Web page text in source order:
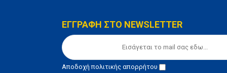
ΕΓΓΡΑΦΗ ΣΤΟ NEWSLETTER
Αποδοχήπολιτικής απορρήτου